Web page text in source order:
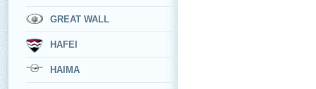
GREAT WALL
HAFEI
HAIMA